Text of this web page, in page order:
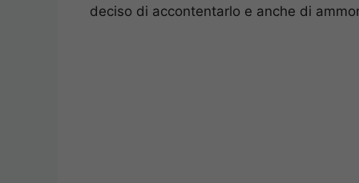
deciso di accontentarlo e anche di